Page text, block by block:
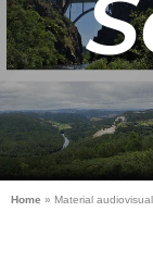
Home » Material audiovisual